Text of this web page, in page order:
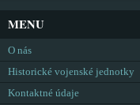
MENU
O nás
Historické vojenské jednotky
Kontaktné údaje